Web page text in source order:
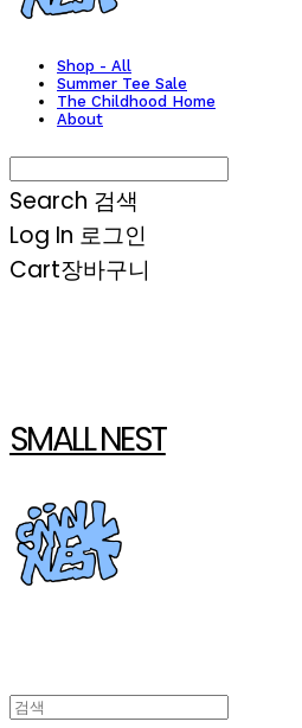
Shop - All
Summer Tee Sale
The Childhood Home
About
Search 검색
Log In 로그인
Cart장바구니
SMALL NEST